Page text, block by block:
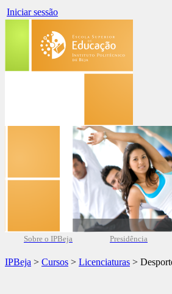
Iniciar sessão
Sobre o IPBeja Presidência
IPBeja > Cursos > Licenciaturas >